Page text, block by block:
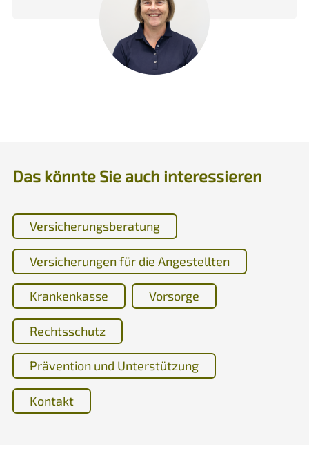
Das könnte Sie auch interessieren
Versicherungsberatung
Versicherungen für die Angestellten
Krankenkasse Vorsorge
Rechtsschutz
Prävention und Unterstützung
Kontakt